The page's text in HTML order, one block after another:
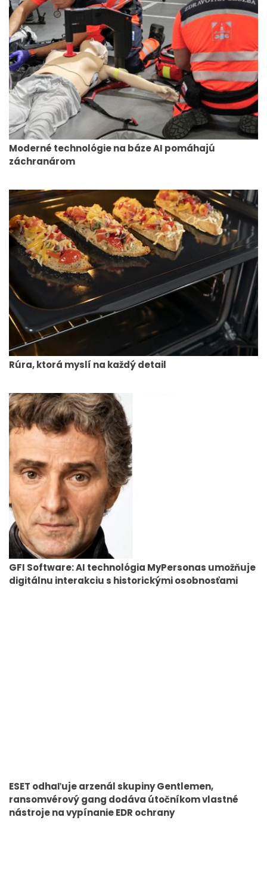
Moderné technológie na báze AI pomáhajú
záchranárom
Rúra, ktorá myslí na každý detail
GFI Software: AI technológia MyPersonas umožňuje
digitálnu interakciu s historickými osobnosťami
ESET odhaľuje arzenál skupiny Gentlemen,
ransomvérový gang dodáva útočníkom vlastné
nástroje na vypínanie EDR ochrany